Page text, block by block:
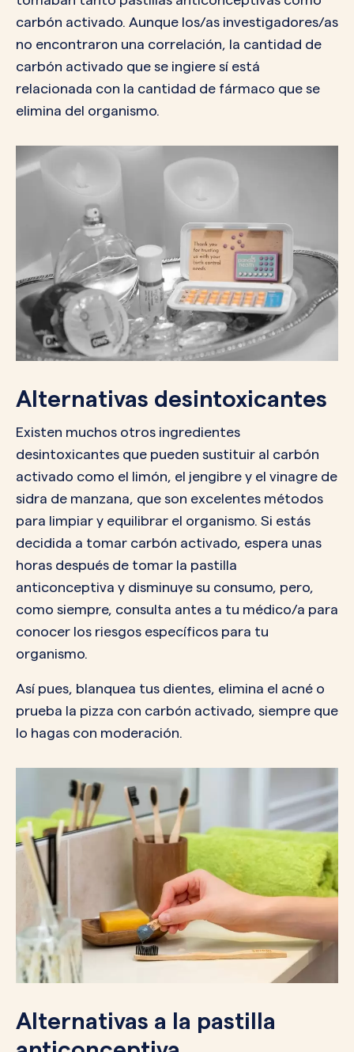
carbón activado. Aunque los/as investigadores/as
no encontraron una correlación, la cantidad de
carbón activado que se ingiere sí está
relacionada con la cantidad de fármaco que se
elimina del organismo.
Alternativas desintoxicantes
Existen muchos otros ingredientes
desintoxicantes que pueden sustituir al carbón
activado como el limón, el jengibre y el vinagre de
sidra de manzana, que son excelentes métodos
para limpiar y equilibrar el organismo. Si estás
decidida a tomar carbón activado, espera unas
horas después de tomar la pastilla
anticonceptiva y disminuye su consumo, pero,
como siempre, consulta antes a tu médico/a para
conocer los riesgos específicos para tu
organismo.
Así pues, blanquea tus dientes, elimina el acné o
prueba la pizza con carbón activado, siempre que
lo hagas con moderación.
Alternativas a la pastilla